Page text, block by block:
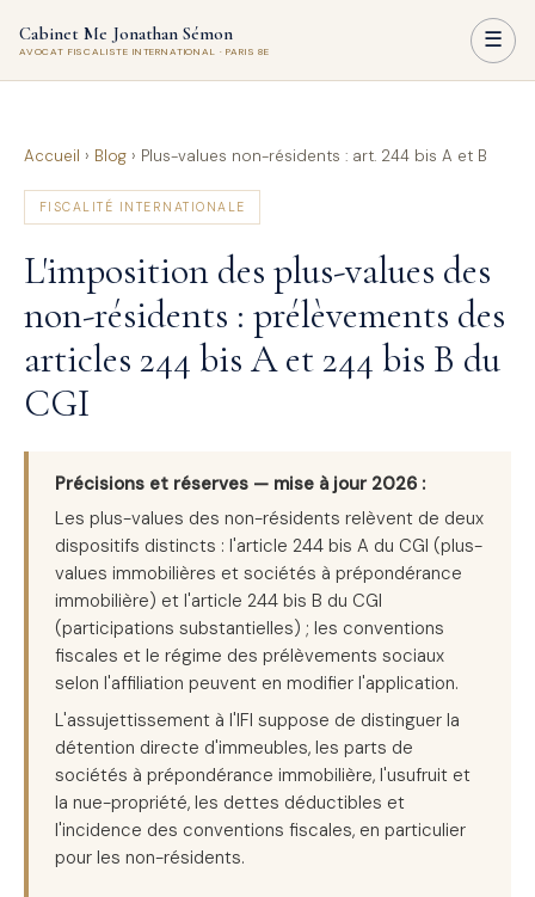
Cabinet Me Jonathan Sémon
AVOCAT FISCALISTE INTERNATIONAL · PARIS 8E ☰
Accueil › Blog › Plus-values non-résidents : art. 244 bis A et B
FISCALITÉ INTERNATIONALE
L'imposition des plus-values des
non-résidents : prélèvements des
articles 244 bis A et 244 bis B du
CGI
Précisions et réserves — mise à jour 2026 :
Les plus-values des non-résidents relèvent de deux
dispositifs distincts : l'article 244 bis A du CGI (plus-
values immobilières et sociétés à prépondérance
immobilière) et l'article 244 bis B du CGI
(participations substantielles) ; les conventions
fiscales et le régime des prélèvements sociaux
selon l'affiliation peuvent en modifier l'application.
L'assujettissement à l'IFI suppose de distinguer la
détention directe d'immeubles, les parts de
sociétés à prépondérance immobilière, l'usufruit et
la nue-propriété, les dettes déductibles et
l'incidence des conventions fiscales, en particulier
pour les non-résidents.